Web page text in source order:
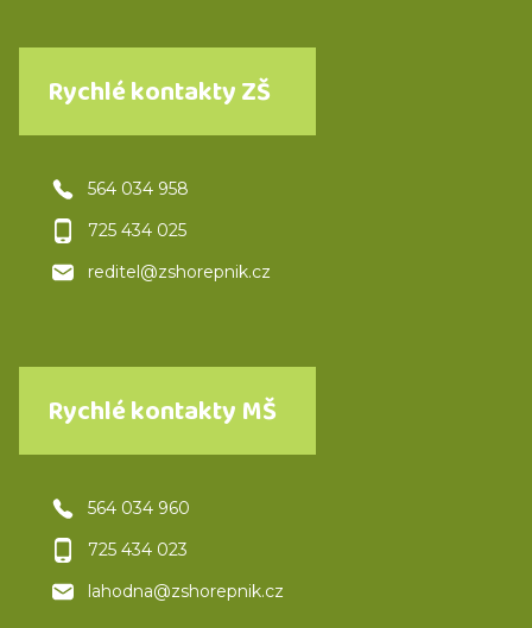
Rychlé kontakty ZŠ
564 034 958
725 434 025
reditel@zshorepnik.cz
Rychlé kontakty MŠ
564 034 960
725 434 023
lahodna@zshorepnik.cz